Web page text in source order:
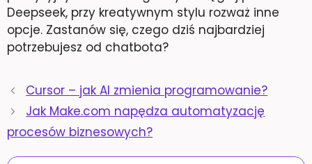
Deepseek, przy kreatywnym stylu rozważ inne
opcje. Zastanów się, czego dziś najbardziej
potrzebujesz od chatbota?
Cursor – jak AI zmienia programowanie?
Jak Make.com napędza automatyzację
procesów biznesowych?